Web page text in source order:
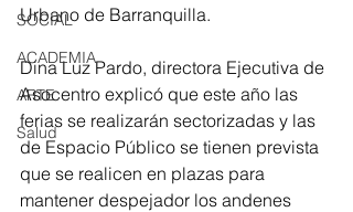
SOCIAL
ACADEMIA
ARTE
Salud
Urbano de Barranquilla.
Dina Luz Pardo, directora Ejecutiva de
Asocentro explicó que este año las
ferias se realizarán sectorizadas y las
de Espacio Público se tienen prevista
que se realicen en plazas para
mantener despejador los andenes